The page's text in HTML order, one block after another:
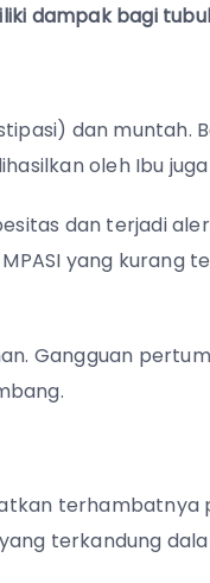
dampak bagi
dan muntah.
oleh Ibu
dan terjadi
yang kurang
Gangguan
terkandung